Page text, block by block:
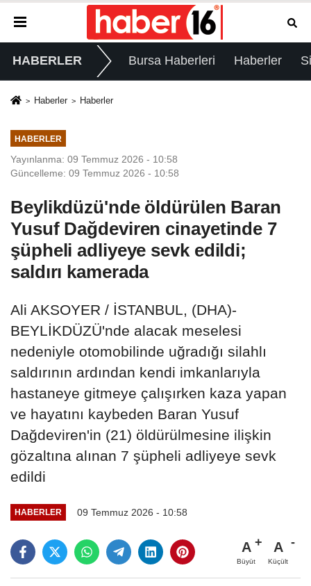
HABERLER Bursa Haberleri Haberler
Haberler Haberler
HABERLER
Yayınlanma: 09 Temmuz 2026 - 10:58
Güncelleme: 09 Temmuz 2026 - 10:58
Beylikdüzü'nde öldürülen Baran
Yusuf Dağdeviren cinayetinde 7
şüpheli adliyeye sevk edildi;
saldırı kamerada
Ali AKSOYER / İSTANBUL, (DHA)-
BEYLİKDÜZÜ'nde alacak meselesi
nedeniyle otomobilinde uğradığı silahlı
saldırının ardından kendi imkanlarıyla
hastaneye gitmeye çalışırken kaza yapan
ve hayatını kaybeden Baran Yusuf
Dağdeviren'in (21) öldürülmesine ilişkin
gözaltına alınan 7 şüpheli adliyeye sevk
edildi
HABERLER 09 Temmuz 2026 - 10:58
A
Büyüt
A
Küçült